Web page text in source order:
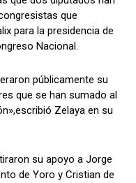
que
para la presidencia de
Nacional.
públicamente su
que se han sumado al
Zelaya en su
su apoyo a Jorge
de Yoro y Cristian de